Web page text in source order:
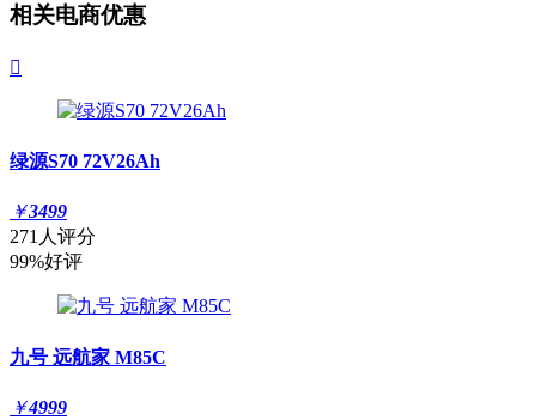
相关电商优惠

绿源S70 72V26Ah
￥3499
271人评分
99%好评
九号 远航家 M85C
￥4999